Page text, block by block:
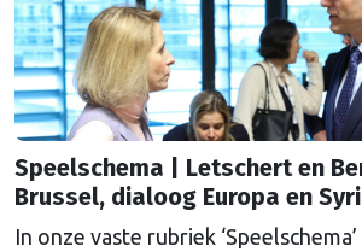
Speelschema | Letschert en
Brussel, dialoog Europa en
In onze vaste rubriek